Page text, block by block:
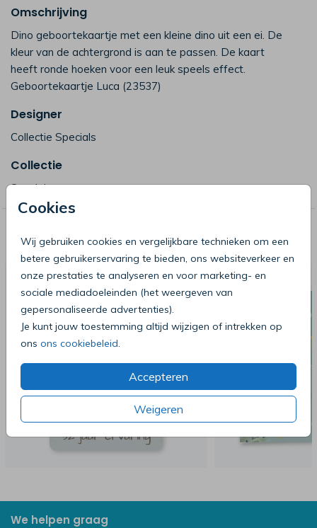
Cookies
Wij gebruiken cookies en vergelijkbare technieken om een
betere gebruikerservaring te bieden, ons websiteverkeer en
onze prestaties te analyseren en voor marketing- en
sociale mediadoeleinden (het weergeven van
gepersonaliseerde advertenties).
Je kunt jouw toestemming altijd wijzigen of intrekken op
ons ons cookiebeleid
Accepteren
Weigeren
Omschrijving
Dino geboortekaartje met een kleine dino uit een ei. De
kleur van de achtergrond is aan te passen. De kaart
heeft ronde hoeken voor een leuk speels effect.
Geboortekaartje Luca (23537)
Designer
Collectie Specials
Collectie
Specials
Deze producten zijn wellicht ook iets
voor je
We helpen graag